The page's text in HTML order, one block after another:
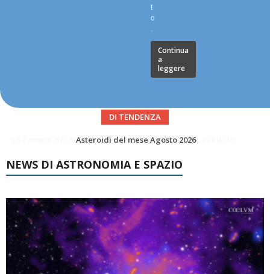
t
o
.
Continua
a
leggere
DI TENDENZA
Asteroidi del mese Agosto 2026
NEWS DI ASTRONOMIA E SPAZIO